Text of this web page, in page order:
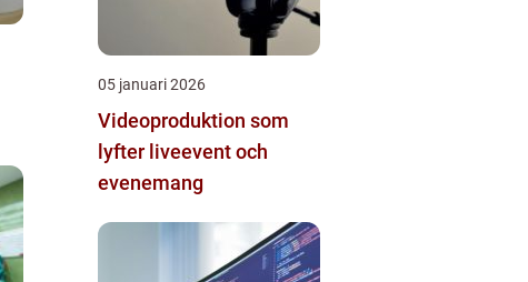
05 januari 2026
Videoproduktion som
lyfter liveevent och
evenemang